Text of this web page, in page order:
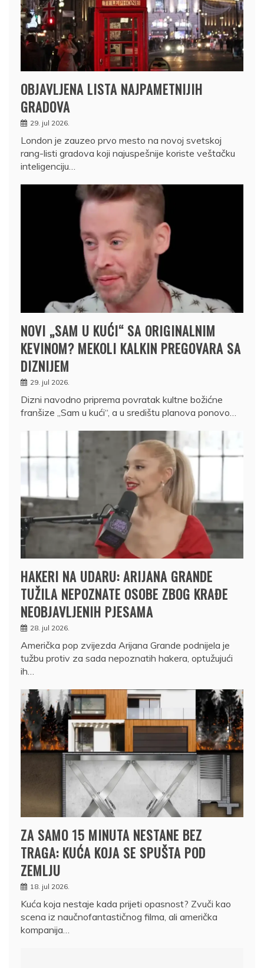
OBJAVLJENA LISTA NAJPAMETNIJIH
GRADOVA
29. jul 2026.
London je zauzeo prvo mesto na novoj svetskoj
rang-listi gradova koji najuspešnije koriste veštačku
inteligenciju…
NOVI „SAM U KUĆI“ SA ORIGINALNIM
KEVINOM? MEKOLI KALKIN PREGOVARA SA
DIZNIJEM
29. jul 2026.
Dizni navodno priprema povratak kultne božićne
franšize „Sam u kući“, a u središtu planova ponovo…
HAKERI NA UDARU: ARIJANA GRANDE
TUŽILA NEPOZNATE OSOBE ZBOG KRAĐE
NEOBJAVLJENIH PJESAMA
28. jul 2026.
Američka pop zvijezda Arijana Grande podnijela je
tužbu protiv za sada nepoznatih hakera, optužujući
ih…
ZA SAMO 15 MINUTA NESTANE BEZ
TRAGA: KUĆA KOJA SE SPUŠTA POD
ZEMLJU
18. jul 2026.
Kuća koja nestaje kada prijeti opasnost? Zvuči kao
scena iz naučnofantastičnog filma, ali američka
kompanija…